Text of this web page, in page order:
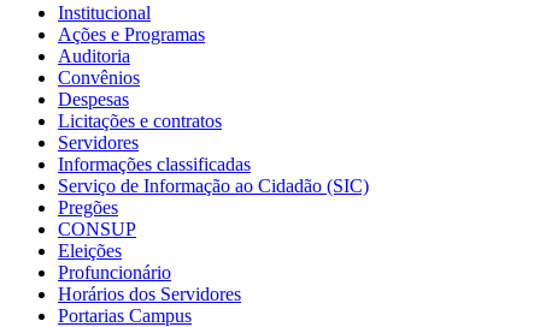
Institucional
Ações e Programas
Auditoria
Convênios
Despesas
Licitações e contratos
Servidores
Informações classificadas
Serviço de Informação ao Cidadão (SIC)
Pregões
CONSUP
Eleições
Profuncionário
Horários dos Servidores
Portarias Campus